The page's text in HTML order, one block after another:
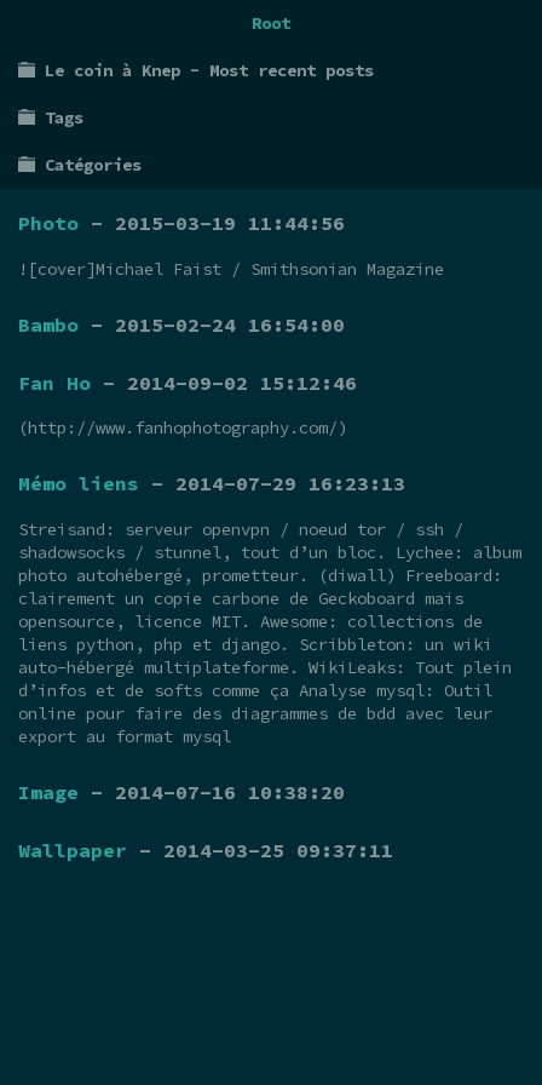
Root
Le coin à Knep - Most recent posts
Tags
Catégories
Photo - 2015-03-19 11:44:56
![cover]Michael Faist / Smithsonian Magazine
Bambo - 2015-02-24 16:54:00
Fan Ho - 2014-09-02 15:12:46
(http://www.fanhophotography.com/)
Mémo liens - 2014-07-29 16:23:13
Streisand: serveur openvpn / noeud tor / ssh /
shadowsocks / stunnel, tout d’un bloc. Lychee: album
photo autohébergé, prometteur. (diwall) Freeboard:
clairement un copie carbone de Geckoboard mais
opensource, licence MIT. Awesome: collections de
liens python, php et django. Scribbleton: un wiki
auto-hébergé multiplateforme. WikiLeaks: Tout plein
d’infos et de softs comme ça Analyse mysql: Outil
online pour faire des diagrammes de bdd avec leur
export au format mysql
Image - 2014-07-16 10:38:20
Wallpaper - 2014-03-25 09:37:11